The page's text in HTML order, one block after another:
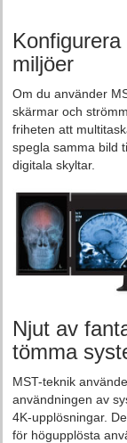
miljöer
Om du använder
skärmar och
friheten att
spegla samma bild
digitala skyltar.
Njut av
tömma
MST-teknik
användningen av
4K-upplösningar.
för högupplösta